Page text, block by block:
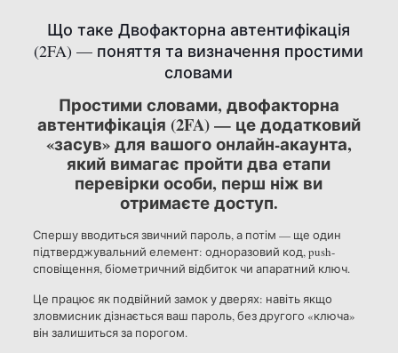
Що таке Двофакторна автентифікація
(2FA) — поняття та визначення простими
словами
Простими словами, двофакторна
автентифікація (2FA) — це додатковий
«засув» для вашого онлайн-акаунта,
який вимагає пройти два етапи
перевірки особи, перш ніж ви
отримаєте доступ.
Спершу вводиться звичний пароль, а потім — ще один
підтверджувальний елемент: одноразовий код, push-
сповіщення, біометричний відбиток чи апаратний ключ.
Це працює як подвійний замок у дверях: навіть якщо
зловмисник дізнається ваш пароль, без другого «ключа»
він залишиться за порогом.